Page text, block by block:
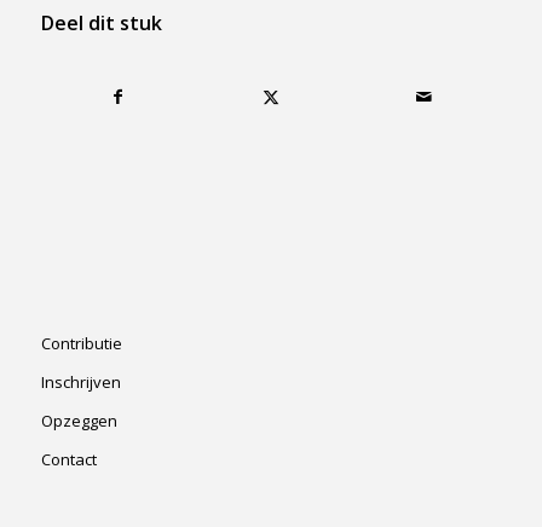
Deel dit stuk
Contributie
Inschrijven
Opzeggen
Contact